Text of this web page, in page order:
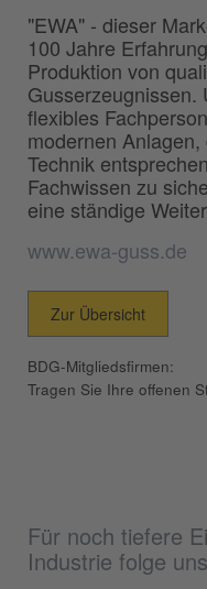
"EWA" - dieser
100 Jahre
Produktion von
Gusserzeugnissen.
flexibles
modernen
Technik
Fachwissen zu
eine ständige
www.ewa-guss.de
Zur Übersicht
BDG-Mitgliedsfirmen:
Tragen Sie Ihre offenen
Für noch tiefere
Industrie folge